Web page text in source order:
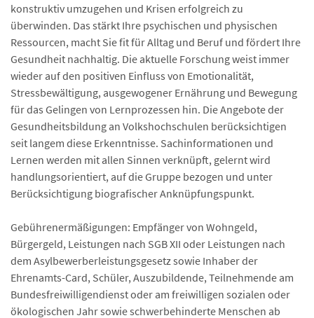
konstruktiv umzugehen und Krisen erfolgreich zu
überwinden. Das stärkt Ihre psychischen und physischen
Ressourcen, macht Sie fit für Alltag und Beruf und fördert Ihre
Gesundheit nachhaltig. Die aktuelle Forschung weist immer
wieder auf den positiven Einfluss von Emotionalität,
Stressbewältigung, ausgewogener Ernährung und Bewegung
für das Gelingen von Lernprozessen hin. Die Angebote der
Gesundheitsbildung an Volkshochschulen berücksichtigen
seit langem diese Erkenntnisse. Sachinformationen und
Lernen werden mit allen Sinnen verknüpft, gelernt wird
handlungsorientiert, auf die Gruppe bezogen und unter
Berücksichtigung biografischer Anknüpfungspunkt.
Gebührenermäßigungen: Empfänger von Wohngeld,
Bürgergeld, Leistungen nach SGB XII oder Leistungen nach
dem Asylbewerberleistungsgesetz sowie Inhaber der
Ehrenamts-Card, Schüler, Auszubildende, Teilnehmende am
Bundesfreiwilligendienst oder am freiwilligen sozialen oder
ökologischen Jahr sowie schwerbehinderte Menschen ab